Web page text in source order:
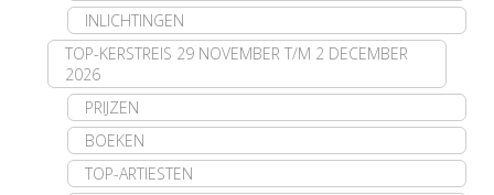
INLICHTINGEN
TOP-KERSTREIS 29 NOVEMBER T/M 2 DECEMBER
2026
PRIJZEN
BOEKEN
TOP-ARTIESTEN